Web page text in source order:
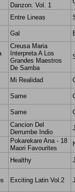
Danzon. Vol. 1
Entre Lineas
Gal
Creusa Maria
Interpreta A Los
Grandes Maestros
De Samba
Mi Realidad
Same
Same
Cancion Del
Derrumbe Indio
Pokarekare Ana - 18
Maori Favourites
Healthy
Exciting Latin Vol.2